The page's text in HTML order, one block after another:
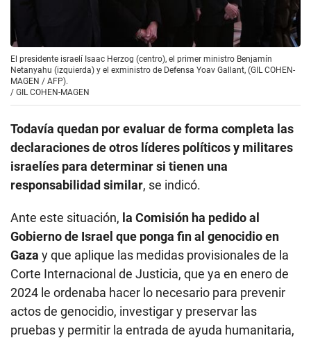
El presidente israelí Isaac Herzog (centro), el primer ministro Benjamín
Netanyahu (izquierda) y el exministro de Defensa Yoav Gallant, (GIL COHEN-
MAGEN / AFP).
/ GIL COHEN-MAGEN
Todavía quedan por evaluar de forma completa las
declaraciones de otros líderes políticos y militares
israelíes para determinar si tienen una
responsabilidad similar, se indicó.
Ante este situación, la Comisión ha pedido al
Gobierno de Israel que ponga fin al genocidio en
Gaza y que aplique las medidas provisionales de la
Corte Internacional de Justicia, que ya en enero de
2024 le ordenaba hacer lo necesario para prevenir
actos de genocidio, investigar y preservar las
pruebas y permitir la entrada de ayuda humanitaria,